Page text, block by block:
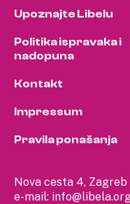
Nova cesta 4, Zagreb
e-mail:
Upoznajte Libelu
Politika ispravaka i
nadopuna
Kontakt
Impressum
Pravila ponašanja